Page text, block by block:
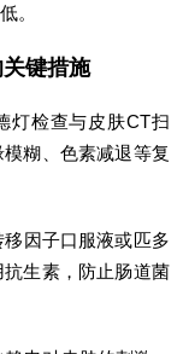
。
键措施
灯检查与皮肤CT扫
糊、色素减退等复
因子口服液或匹多
生素，防止肠道菌